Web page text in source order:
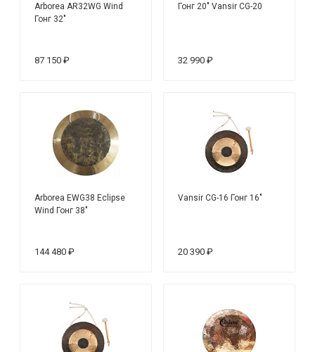
Arborea AR32WG Wind
Гонг 32"
87 150 ₽
Гонг 20" Vansir CG-20
32 990 ₽
Arborea EWG38 Eclipse
Wind Гонг 38"
144 480 ₽
Vansir CG-16 Гонг 16"
20 390 ₽